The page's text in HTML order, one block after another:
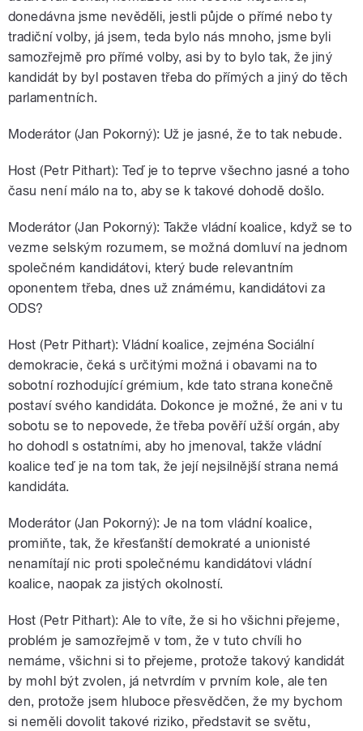
donedávna jsme nevěděli, jestli půjde o přímé nebo ty
tradiční volby, já jsem, teda bylo nás mnoho, jsme byli
samozřejmě pro přímé volby, asi by to bylo tak, že jiný
kandidát by byl postaven třeba do přímých a jiný do těch
parlamentních.
Moderátor (Jan Pokorný): Už je jasné, že to tak nebude.
Host (Petr Pithart): Teď je to teprve všechno jasné a toho
času není málo na to, aby se k takové dohodě došlo.
Moderátor (Jan Pokorný): Takže vládní koalice, když se to
vezme selským rozumem, se možná domluví na jednom
společném kandidátovi, který bude relevantním
oponentem třeba, dnes už známému, kandidátovi za
ODS?
Host (Petr Pithart): Vládní koalice, zejména Sociální
demokracie, čeká s určitými možná i obavami na to
sobotní rozhodující grémium, kde tato strana konečně
postaví svého kandidáta. Dokonce je možné, že ani v tu
sobotu se to nepovede, že třeba pověří užší orgán, aby
ho dohodl s ostatními, aby ho jmenoval, takže vládní
koalice teď je na tom tak, že její nejsilnější strana nemá
kandidáta.
Moderátor (Jan Pokorný): Je na tom vládní koalice,
promiňte, tak, že křesťanští demokraté a unionisté
nenamítají nic proti společnému kandidátovi vládní
koalice, naopak za jistých okolností.
Host (Petr Pithart): Ale to víte, že si ho všichni přejeme,
problém je samozřejmě v tom, že v tuto chvíli ho
nemáme, všichni si to přejeme, protože takový kandidát
by mohl být zvolen, já netvrdím v prvním kole, ale ten
den, protože jsem hluboce přesvědčen, že my bychom
si neměli dovolit takové riziko, představit se světu,